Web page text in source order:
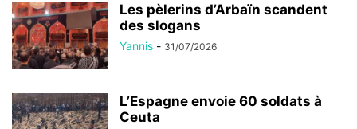
Les pèlerins d’Arbaïn scandent
des slogans
Yannis - 31/07/2026
L’Espagne envoie 60 soldats à
Ceuta